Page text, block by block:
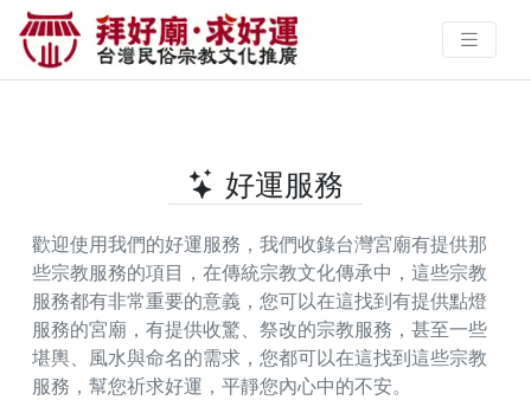
花蓮縣提供退神的好廟 | 拜好廟‧求
好運 找到與您有緣的信仰
好運服務
歡迎使用我們的好運服務，我們收錄台灣宮廟有提供那
些宗教服務的項目，在傳統宗教文化傳承中，這些宗教
服務都有非常重要的意義，您可以在這找到有提供點燈
服務的宮廟，有提供收驚、祭改的宗教服務，甚至一些
堪輿、風水與命名的需求，您都可以在這找到這些宗教
服務，幫您祈求好運，平靜您內心中的不安。